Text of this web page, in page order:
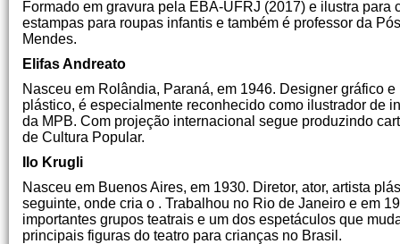
Formado em gravura pela EBA-UFRJ (2017) e ilustra
estampas para roupas infantis e também é professor da
Mendes.
Elifas Andreato
Nasceu em Rolândia, Paraná, em 1946. Designer gráfico
plástico, é especialmente reconhecido como ilustrador de
da MPB. Com projeção internacional segue produzindo
de Cultura Popular.
Ilo Krugli
Nasceu em Buenos Aires, em 1930. Diretor, ator, artista
seguinte, onde cria o . Trabalhou no Rio de Janeiro e em
importantes grupos teatrais e um dos espetáculos que
principais figuras do teatro para crianças no Brasil.